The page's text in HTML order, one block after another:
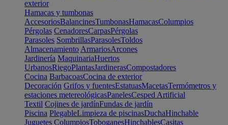
exterior
Hamacas y tumbonas
AccesoriosBalancinesTumbonasHamacasColumpios
Pérgolas CenadoresCarpasPérgolas
Parasoles SombrillasParasolesToldos
Almacenamiento ArmariosArcones
Jardinería MaquinariaHuertos
UrbanosRiegoPlantasJardinerasCompostadores
Cocina BarbacoasCocina de exterior
Decoración Grifos y fuentesEstatuasMacetasTermómetros y
estaciones metereológicasPanelesCesped Artificial
Textil Cojines de jardínFundas de jardín
Piscina PlegableLimpieza de piscinasDuchaHinchable
Juguetes ColumpiosToboganesHinchablesCasitas